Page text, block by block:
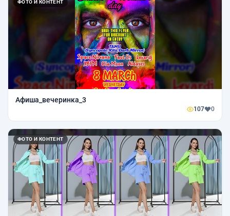
ФОТО И КОНТЕНТ
Афиша_вечеринка_3
107 0
ФОТО И КОНТЕНТ